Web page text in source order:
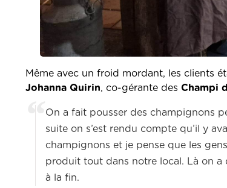
Même avec un froid mordant, les clients
Johanna Quirin, co-gérante des Champi
On a fait pousser des champignons
suite on s’est rendu compte qu’il y
champignons et je pense que les
produit tout dans notre local. Là on a
à la fin.